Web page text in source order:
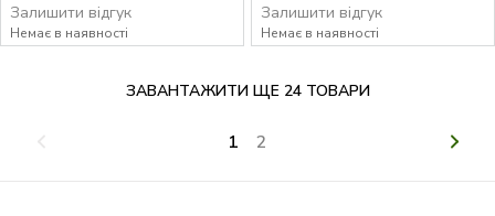
Залишити відгук
Немає в наявності
Залишити відгук
Немає в наявності
ЗАВАНТАЖИТИ ЩЕ 24 ТОВАРИ
1 2